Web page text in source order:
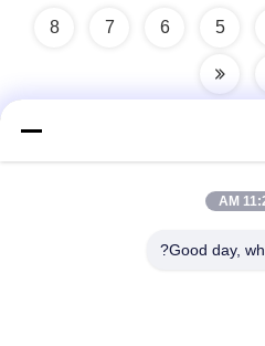
5
6
7
8
دونغغوانغ، مدينة كانغتشو،
11:28
Good day,